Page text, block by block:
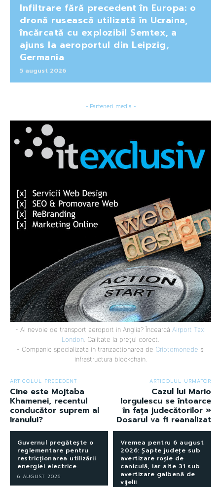
Infiltrare fără precedent în Europa: o
dronă rusească utilizată în Ucraina,
încărcată cu explozibil Semtex, a
ajuns la aeroportul din Leipzig,
Germania
5 august 2026
- Parteneri media -
- Ai nevoie de transport aeroport in Anglia? Încearcă Airport Taxi
London . Calitate la prețul corect.
- Companie specializata in tranzactionarea de Criptomonede si
infrastructura blockchain.
ARTICOLUL PRECEDENT
Cine este Mojtaba
Khamenei, recentul
conducător suprem al
Iranului?
ARTICOLUL URMĂTOR
Cazul lui Mario
Iorgulescu se întoarce
în fața judecătorilor »
Dosarul va fi reanalizat
Guvernul pregătește o
reglementare pentru
restricționarea utilizării
energiei electrice.
6 AUGUST 2026
Vremea pentru 6 august
2026: Șapte județe sub
avertizare roșie de
caniculă, iar alte 31 sub
avertizare galbenă de
vijelii